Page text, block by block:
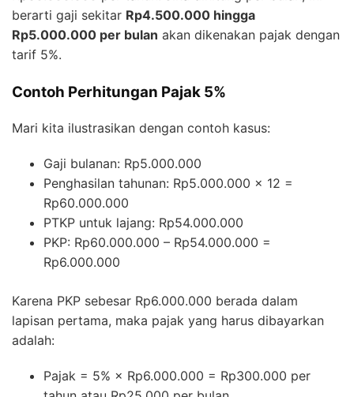
berarti gaji sekitar Rp4.500.000 hingga
Rp5.000.000 per bulan akan dikenakan pajak dengan
tarif 5%.
Contoh Perhitungan Pajak 5%
Mari kita ilustrasikan dengan contoh kasus:
Gaji bulanan: Rp5.000.000
Penghasilan tahunan: Rp5.000.000 × 12 =
Rp60.000.000
PTKP untuk lajang: Rp54.000.000
PKP: Rp60.000.000 – Rp54.000.000 =
Rp6.000.000
Karena PKP sebesar Rp6.000.000 berada dalam
lapisan pertama, maka pajak yang harus dibayarkan
adalah:
Pajak = 5% × Rp6.000.000 = Rp300.000 per